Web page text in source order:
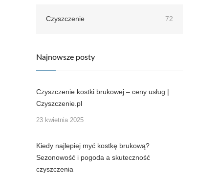
Czyszczenie 72
Najnowsze posty
Czyszczenie kostki brukowej – ceny usług |
Czyszczenie.pl
23 kwietnia 2025
Kiedy najlepiej myć kostkę brukową?
Sezonowość i pogoda a skuteczność
czyszczenia